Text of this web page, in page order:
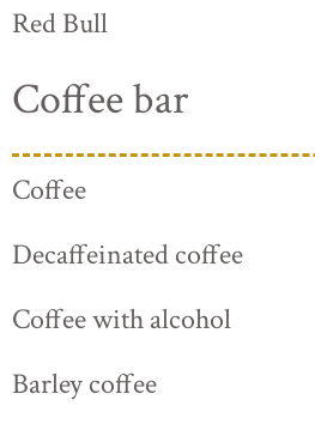
Red Bull
Coffee bar
Coffee
Decaffeinated coffee
Coffee with alcohol
Barley coffee